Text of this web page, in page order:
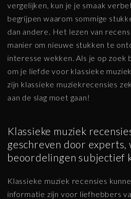
vergelijken, kun je je smaak
begrijpen waarom sommige
dan andere. Het lezen van
manier om nieuwe stukken te
interesse wekken. Als je op zoek
om je liefde voor klassieke
zijn klassieke muziekrecensies
aan de slag moet gaan!
Klassieke muziek
geschreven door experts,
beoordelingen subjectief
Klassieke muziek recensies
informatie zijn voor liefhebbers